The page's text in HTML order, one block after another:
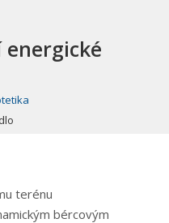
terénu
bércovým